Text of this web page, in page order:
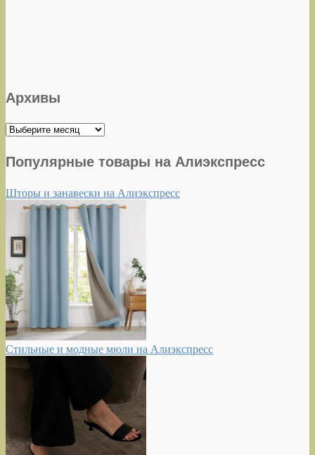
Архивы
Архивы
Популярные товары на Алиэкспресс
Шторы и занавески на Алиэкспресс
Стильные и модные мюли на Алиэкспресс